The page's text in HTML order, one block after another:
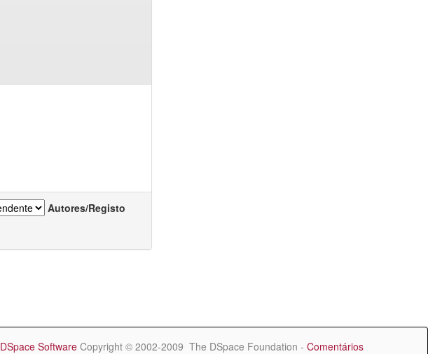
Autores/Registo
DSpace Software Copyright © 2002-2009 The DSpace Foundation - Comentários